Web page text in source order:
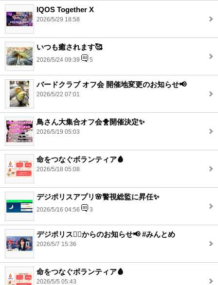
IQOS Together X
2026/5/29 18:58
いつも癒されます🥰
2026/5/24 09:39 5
バードクラブ オフ会 開催地変更のお知らせ📢
2026/5/22 07:01
鳥さん大集合オフ会🐥開催決定✨
2026/5/19 05:03
命をつなぐボランティア🩸
2026/5/18 05:08
デジポリスアプリ🌸警視総監に昇任✨
2026/5/16 04:56 3
デジポリス👮‍♂️からのお知らせ📢 #みんとめ
2026/5/7 15:36
命をつなぐボランティア🩸
2026/5/5 05:43